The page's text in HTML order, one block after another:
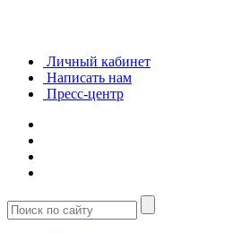
Личный кабинет
Написать нам
Пресс-центр